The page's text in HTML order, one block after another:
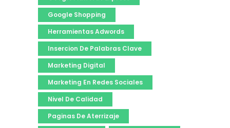
Google Shopping
Herramientas Adwords
Insercion De Palabras Clave
Marketing Digital
Marketing En Redes Sociales
Nivel De Calidad
Paginas De Aterrizaje